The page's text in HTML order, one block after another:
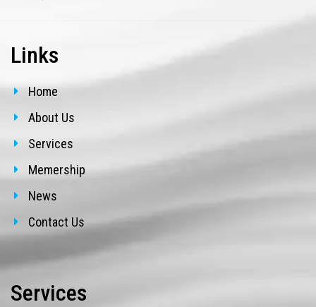
Links
Home
About Us
Services
Memership
News
Contact Us
Services